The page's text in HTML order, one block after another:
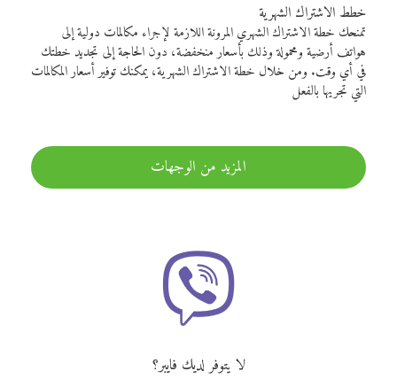
خطط الاشتراك الشهرية
تمنحك خطة الاشتراك الشهري المرونة اللازمة لإجراء مكالمات دولية إلى
هواتف أرضية ومحمولة وذلك بأسعار منخفضة، دون الحاجة إلى تجديد خطتك
في أي وقت. ومن خلال خطة الاشتراك الشهرية، يمكنك توفير أسعار المكالمات
التي تجريها بالفعل
المزيد من الوجهات
لا يتوفر لديك فايبر؟